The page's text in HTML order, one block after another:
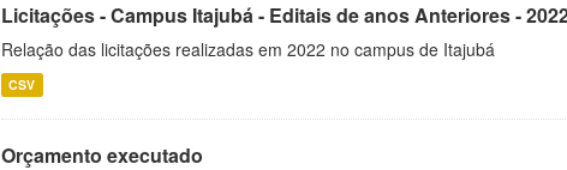
Licitações - Campus Itajubá - Editais de anos Anteriores -
Relação das licitações realizadas em 2022 no campus de Itajubá
CSV
Orçamento executado